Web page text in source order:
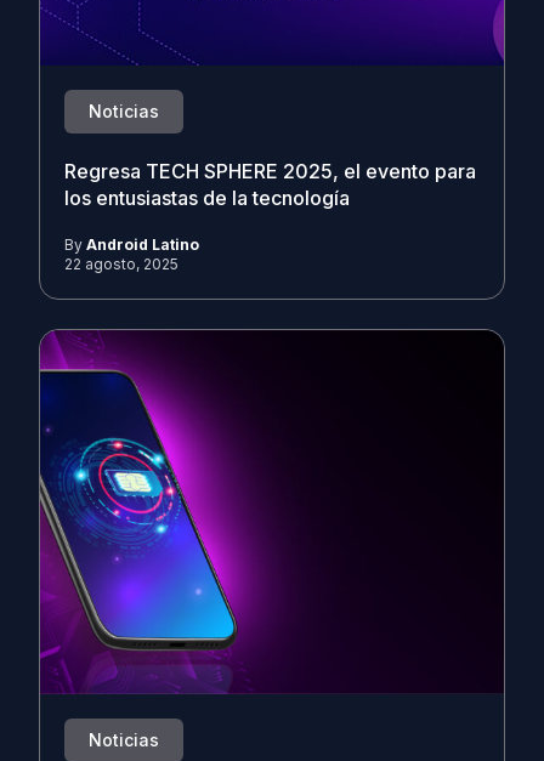
Noticias
Regresa TECH SPHERE 2025, el evento para
los entusiastas de la tecnología
By Android Latino
22 agosto, 2025
Noticias